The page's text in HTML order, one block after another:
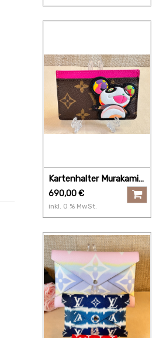
Kartenhalter Murakami
Superflat Panda
690,00€
inkl. 0 % MwSt.